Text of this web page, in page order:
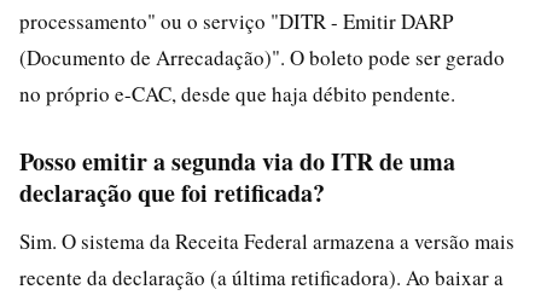
processamento" ou o serviço "DITR - Emitir DARP
(Documento de Arrecadação)". O boleto pode ser gerado
no próprio e-CAC, desde que haja débito pendente.
Posso emitir a segunda via do ITR de uma
declaração que foi retificada?
Sim. O sistema da Receita Federal armazena a versão mais
recente da declaração (a última retificadora). Ao baixar a